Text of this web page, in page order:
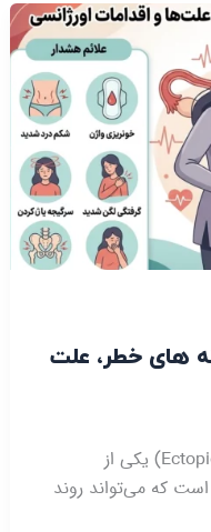
های خطر، علت‌
بارداری خارج از رحم (Ectopic Pregnancy) یکی از
که می‌تواند روند